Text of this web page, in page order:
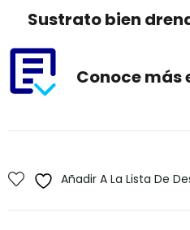
Sustrato bien
Conoce más
Añadir A La Lista De